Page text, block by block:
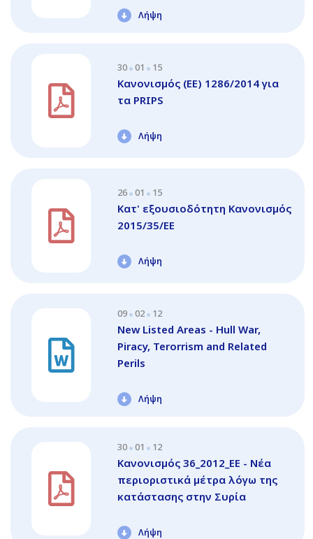
Λήψη
30 01 15
Κανονισμός (ΕΕ) 1286/2014 για
τα PRIPS
Λήψη
26 01 15
Κατ' εξουσιοδότητη Κανονισμός
2015/35/ΕΕ
Λήψη
09 02 12
New Listed Areas - Hull War,
Piracy, Terorrism and Related
Perils
Λήψη
30 01 12
Κανονισμός 36_2012_ΕΕ - Νέα
περιοριστικά μέτρα λόγω της
κατάστασης στην Συρία
Λήψη